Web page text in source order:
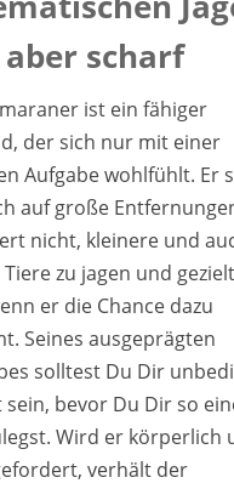
scharf
ist ein fähiger
der sich nur mit einer
Aufgabe wohlfühlt. Er
auf große
nicht, kleinere und
zu jagen und
er die Chance dazu
Seines ausgeprägten
solltest Du Dir
sein, bevor Du Dir so
Wird er körperlich
verhält der